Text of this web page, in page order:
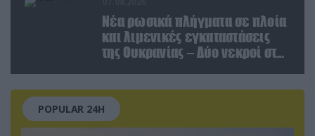
Νέα ρωσικά πλήγματα σε πλοία
και λιμενικές εγκαταστάσεις
της Ουκρανίας – Δύο νεκροί στην
POPULAR 24H